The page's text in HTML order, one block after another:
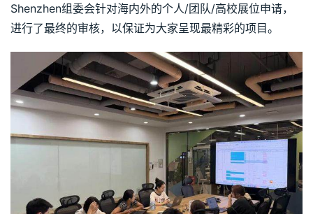
Shenzhen组委会针对海内外的个人/团队/高校展位申请，
进行了最终的审核，以保证为大家呈现最精彩的项目。